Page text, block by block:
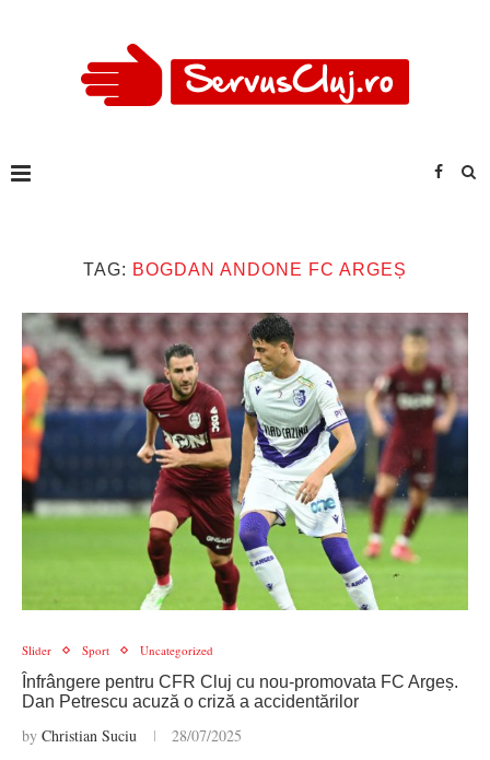
TAG: BOGDAN ANDONE FC ARGEȘ
Slider Sport Uncategorized
Înfrângere pentru CFR Cluj cu nou-promovata FC Argeș.
Dan Petrescu acuză o criză a accidentărilor
by Christian Suciu 28/07/2025